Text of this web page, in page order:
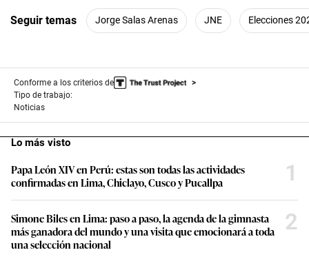
Seguir temas Jorge Salas Arenas JNE Elecciones
Conforme a los criterios de
Tipo de trabajo:
Noticias
Lo más visto
Papa León XIV en Perú: estas son todas las actividades
confirmadas en Lima, Chiclayo, Cusco y Pucallpa
1
Simone Biles en Lima: paso a paso, la agenda de la gimnasta
más ganadora del mundo y una visita que emocionará a toda
una selección nacional
2